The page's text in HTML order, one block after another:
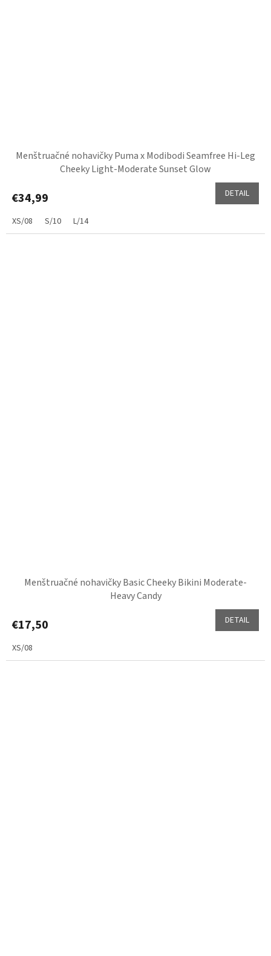
Menštruačné nohavičky Puma x Modibodi Seamfree Hi-Leg
Cheeky Light-Moderate Sunset Glow
€34,99 DETAIL
XS/08 S/10 L/14
Menštruačné nohavičky Basic Cheeky Bikini Moderate-
Heavy Candy
€17,50 DETAIL
XS/08